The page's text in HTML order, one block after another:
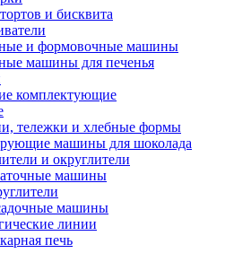
и бисквита
и формовочные машины
машины для печенья
комплектующие
тележки и хлебные формы
машины для шоколада
и округлители
машины
машины
линии
печь